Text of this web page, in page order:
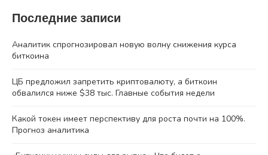
Последние записи
Аналитик спрогнозировал новую волну снижения курса
биткоина
ЦБ предложил запретить криптовалюту, а биткоин
обвалился ниже $38 тыс. Главные события недели
Какой токен имеет перспективу для роста почти на 100%.
Прогноз аналитика